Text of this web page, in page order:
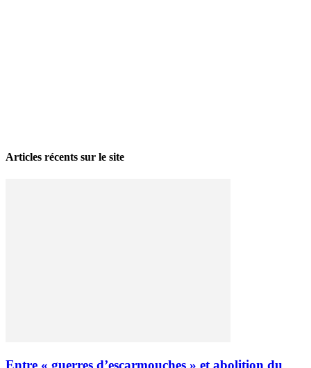
Articles récents sur le site
Entre « guerres d’escarmouches » et abolition du